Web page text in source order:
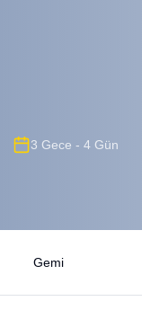
3 Gece - 4 Gün
Gemi